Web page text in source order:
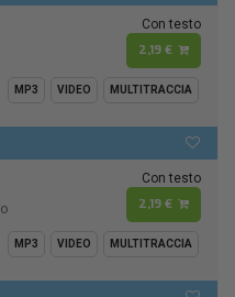
Con testo
2,19 €
MP3 VIDEO MULTITRACCIA
Con testo
2,19 €
MP3 VIDEO MULTITRACCIA